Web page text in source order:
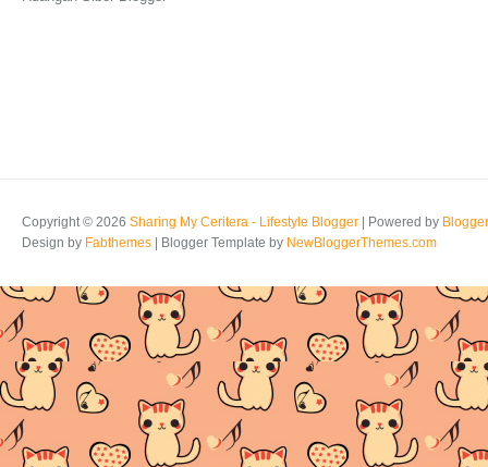
Copyright © 2026 Sharing My Ceritera - Lifestyle Blogger | Powered by Blogger
Design by Fabthemes | Blogger Template by NewBloggerThemes.com